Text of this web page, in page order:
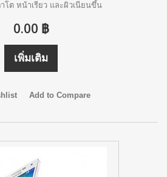
โต หน้าเรียว และผิวเนียนขึ้น
0.00 ฿
เพิ่มเติม
Add to Compare